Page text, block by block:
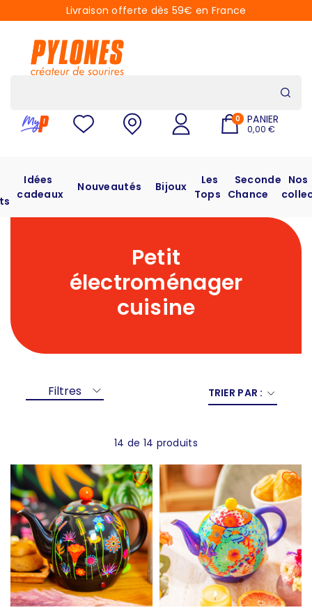
Livraison offerte dès 59€ en France
0 PANIER
0,00 €
Idées
cadeaux
Nouveautés Bijoux
Les
Tops
Seconde
Chance
Nos
Petit
électroménager
cuisine
Filtres TRIER PAR :
14 de 14 produits